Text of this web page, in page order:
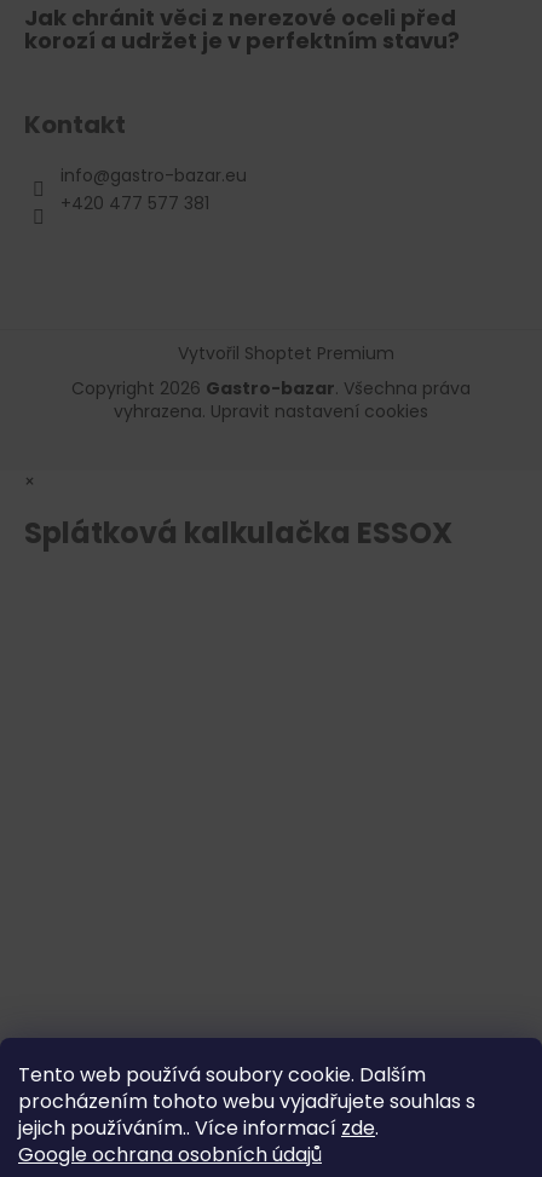
Tento web používá soubory cookie. Dalším
procházením tohoto webu vyjadřujete souhlas s
jejich používáním.. Více informací zde.
Google ochrana osobních údajů
Jak chránit věci z nerezové oceli před
korozí a udržet je v perfektním stavu?
Kontakt
info@gastro-bazar.eu
+420 477 577 381
Vytvořil Shoptet Premium
Copyright 2026 Gastro-bazar. Všechna práva
vyhrazena. Upravit nastavení cookies
×
Splátková kalkulačka ESSOX